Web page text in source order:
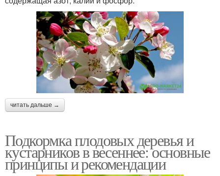
читать дальше →
Подкормка плодовых деревья и
кустарников в весеннее: основные
принципы и рекомендации